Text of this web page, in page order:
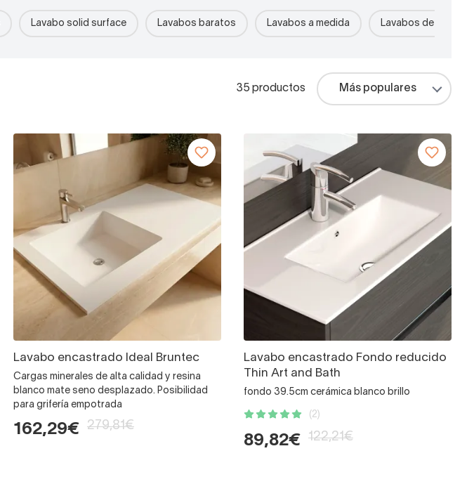
Lavabo solid surface Lavabos baratos Lavabos a medida Lavabos de piedra
35 productos
Lavabo encastrado Ideal Bruntec
Cargas minerales de alta calidad y resina
blanco mate seno desplazado. Posibilidad
para grifería empotrada
162,29€ 279,81€
Lavabo encastrado Fondo reducido
Thin Art and Bath
fondo 39.5cm cerámica blanco brillo
(2)
89,82€ 122,21€